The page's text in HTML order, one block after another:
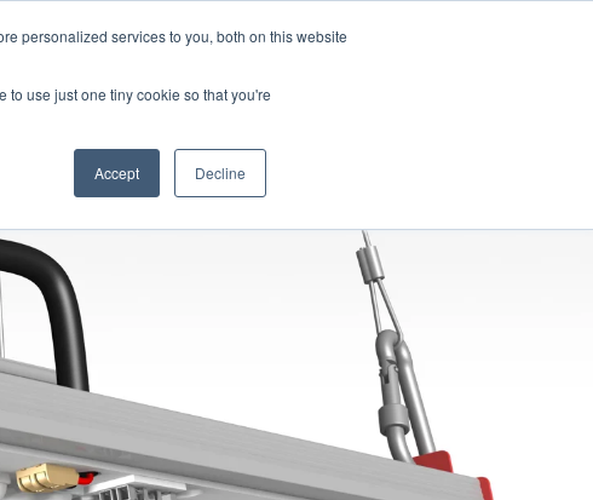
personalized services to you, both on this website
to use just one tiny cookie so that you're
Accept Decline
Español